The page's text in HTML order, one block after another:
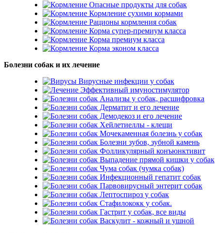
Опасные продукты для собак
Кормление сухими кормами
Рационы кормления собак
Корма супер-премиум класса
Корма премиум класса
Корма эконом класса
Болезни собак и их лечение
Вирусные инфекции у собак
Эффективный имуностимулятор
Анализы у собак, расшифровка
Дерматит и его лечение
Демодекоз и его лечение
Хейлетиеллы - клещи
Мочекаменная болезнь у собак
Болезни зубов, зубной камень
Фолликулярный конъюнктивит
Выпадение прямой кишки у собак
Чума собак (чумка собак)
Инфекционный гепатит собак
Парвовирусный энтерит собак
Лептоспироз у собак
Стафилококк у собак.
Гастрит у собак, все виды
Васкулит - кожный и ушной